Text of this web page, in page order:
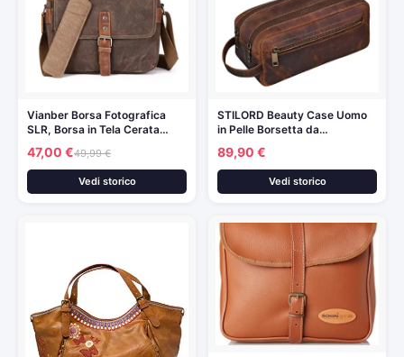
Vianber Borsa Fotografica
SLR, Borsa in Tela Cerata…
47,00 €49,99 €
Vedi storico
STILORD Beauty Case Uomo
in Pelle Borsetta da…
89,90 €
Vedi storico